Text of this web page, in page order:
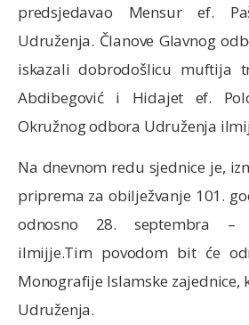
predsjedavao Mensur ef.
Udruženja. Članove Glavnog
iskazali dobrodošlicu muftija
Abdibegović i Hidajet ef.
Okružnog odbora Udruženja
Na dnevnom redu sjednice je,
priprema za obilježvanje 101.
odnosno 28. septembra –
ilmijje.Tim povodom bit će
Monografije Islamske
Udruženja.